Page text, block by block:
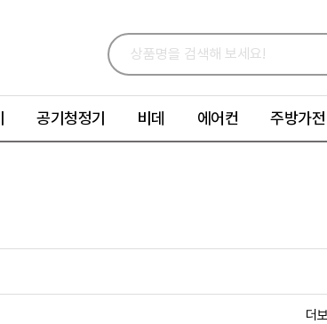
공기청정기 비데 에어컨 주방가전
더